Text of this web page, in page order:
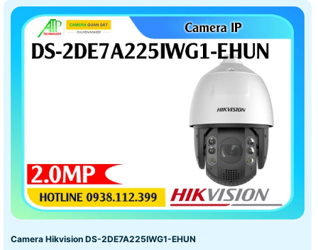
Camera Hikvision DS-2DE7A225IWG1-EHUN